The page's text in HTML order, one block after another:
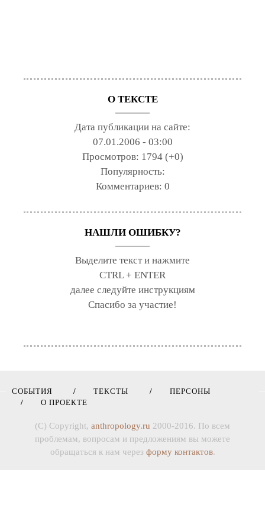
О ТЕКСТЕ
Дата публикации на сайте:
07.01.2006 - 03:00
Просмотров: 1794 (+0)
Популярность:
Комментариев: 0
НАШЛИ ОШИБКУ?
Выделите текст и нажмите
CTRL + ENTER
далее следуйте инструкциям
Спасибо за участие!
СОБЫТИЯ ТЕКСТЫ
ПЕРСОНЫ
О ПРОЕКТЕ
(C) Copyright, anthropology.ru 2000-2016. По всем
проблемам, вопросам и предложениям вы можете
обращаться к нам через форму контактов.